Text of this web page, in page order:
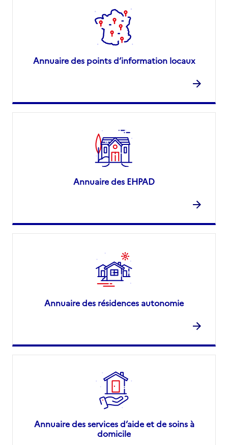
Annuaire des points d’information locaux
Annuaire des EHPAD
Annuaire des résidences autonomie
Annuaire des services d’aide et de soins à
domicile